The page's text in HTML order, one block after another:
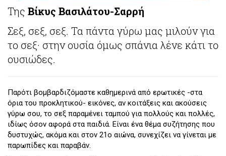
Της Βίκυς Βασιλάτου-Σαρρή
Σεξ, σεξ, σεξ. Τα πάντα γύρω μας μιλούν για
το σεξ· στην ουσία όμως σπάνια λένε κάτι το
ουσιώδες.
Παρότι βομβαρδιζόμαστε καθημερινά από ερωτικές -στα
όρια του προκλητικού- εικόνες, αν κοιτάξεις και ακούσεις
γύρω σου, το σεξ παραμένει ταμπού για πολλούς και πολλές,
ιδίως όσον αφορά στα παιδιά. Είναι ένα θέμα συζήτησης που
δυστυχώς, ακόμα και στον 21ο αιώνα, συνεχίζει να γίνεται με
παρωπίδες και παραβάν.